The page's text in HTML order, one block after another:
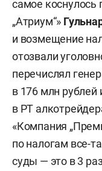
самое
„Атриум“»
и возмещение
отозвали
перечислял
в 176 млн
в РТ
«Компания
по налогам все-
суды — это в 3